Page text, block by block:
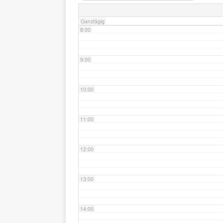
Ganztägig
8:00
9:00
10:00
11:00
12:00
13:00
14:00